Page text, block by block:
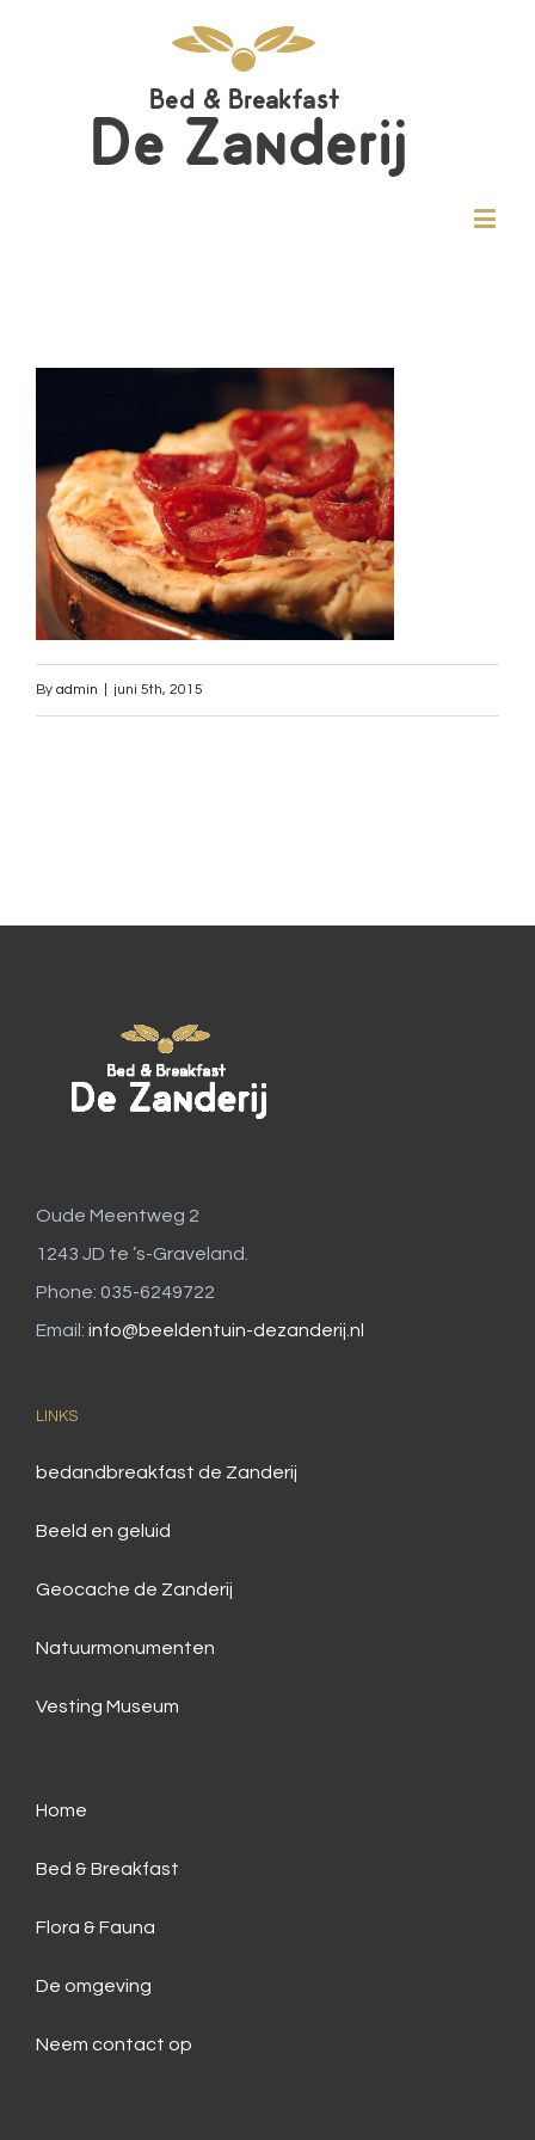
By admin juni 5th, 2015
Oude Meentweg 2
1243 JD te ’s-Graveland.
Phone: 035-6249722
Email: info@beeldentuin-dezanderij.nl
LINKS
bedandbreakfast de Zanderij
Beeld en geluid
Geocache de Zanderij
Natuurmonumenten
Vesting Museum
Home
Bed & Breakfast
Flora & Fauna
De omgeving
Neem contact op